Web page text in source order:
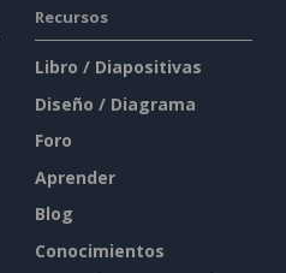
Recursos
Libro / Diapositivas
Diseño / Diagrama
Foro
Aprender
Blog
Conocimientos